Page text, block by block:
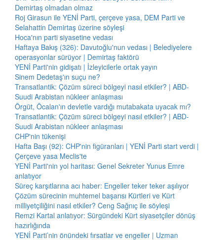
Demirtaş olmadan olmaz
Roj Girasun ile YENİ Parti, çerçeve yasa, DEM Parti ve
Selahattin Demirtaş üzerine söyleşi
Hoca'nın parti siyasetine vedası
Haftaya Bakış (326): Davutoğlu'nun vedası | Belediyelere
operasyonlar sürüyor | Demirtaş faktörü
YENİ Parti'nin gidişatı | İzleyicilerle ortak yayın
Sinem Dedetaş'ın suçu ne?
Transatlantik: Çözüm süreci bölgeyi nasıl etkiler? | ABD-
Suudi Arabistan nükleer anlaşması
Örgüt, Öcalan'ın devletle vardığı mutabakata uyacak mı?
Transatlantik: Çözüm süreci bölgeyi nasıl etkiler? | ABD-
Suudi Arabistan nükleer anlaşması
CHP'nin tükenişi
Hafta Başı (92): CHP'nin figüranları | YENİ Parti start verdi |
Çerçeve yasa Meclis'te
YENİ Parti'nin yol haritası: Genel Sekreter Yunus Emre
anlatıyor
Süreç karşıtlarına acı haber: Engeller teker teker aşılıyor
Çözüm sürecinin muhtemel başarısı Kürtleri ve Kürt
milliyetçiliğini nasıl etkiler? Ceng Sağnıç ile söyleşi
Remzi Kartal anlatıyor: Sürgündeki Kürt siyasetçiler dönüş
hazırlığında
YENİ Parti’nin önündeki fırsatlar ve engeller | Uzman